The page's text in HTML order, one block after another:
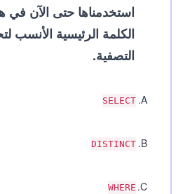
استخدمناها حتى الآن في
الكلمة الرئيسية الأنسب
التصفية.
A
.
SELECT
B
.
DISTINCT
C
.
WHERE